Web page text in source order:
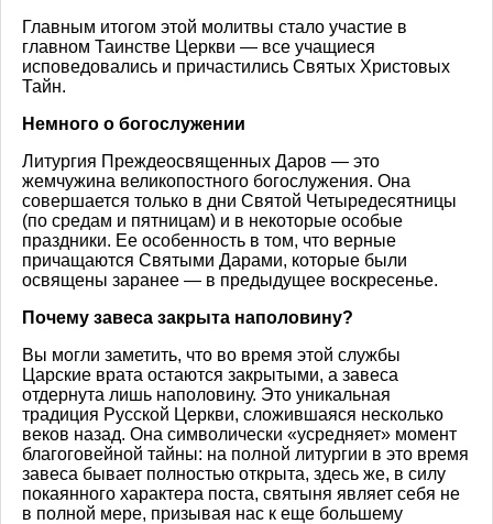
Главным итогом этой молитвы стало участие в
главном Таинстве Церкви — все учащиеся
исповедовались и причастились Святых Христовых
Тайн.
Немного о богослужении
Литургия Преждеосвященных Даров — это
жемчужина великопостного богослужения. Она
совершается только в дни Святой Четыредесятницы
(по средам и пятницам) и в некоторые особые
праздники. Ее особенность в том, что верные
причащаются Святыми Дарами, которые были
освящены заранее — в предыдущее воскресенье.
Почему завеса закрыта наполовину?
Вы могли заметить, что во время этой службы
Царские врата остаются закрытыми, а завеса
отдернута лишь наполовину. Это уникальная
традиция Русской Церкви, сложившаяся несколько
веков назад. Она символически «усредняет» момент
благоговейной тайны: на полной литургии в это время
завеса бывает полностью открыта, здесь же, в силу
покаянного характера поста, святыня являет себя не
в полной мере, призывая нас к еще большему